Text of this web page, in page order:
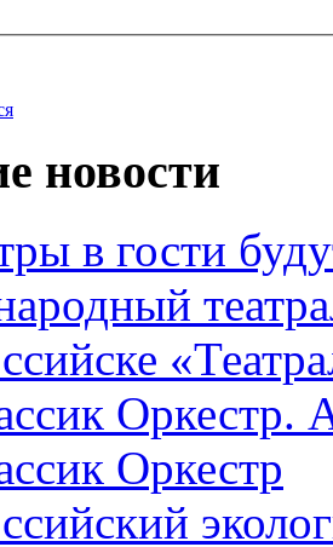
новости
в гости
Оркестр.
Оркестр